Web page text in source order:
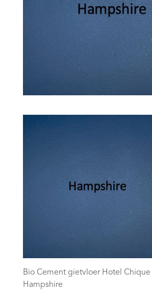
Bio Cement gietvloer Hotel Chique
Hampshire